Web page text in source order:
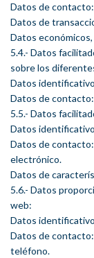
Datos de
Datos de
Datos
5.4.- Datos
sobre los
Datos
Datos de
5.5.- Datos
Datos
Datos de
electrónico.
Datos de
5.6.- Datos
web:
Datos
Datos de
teléfono.